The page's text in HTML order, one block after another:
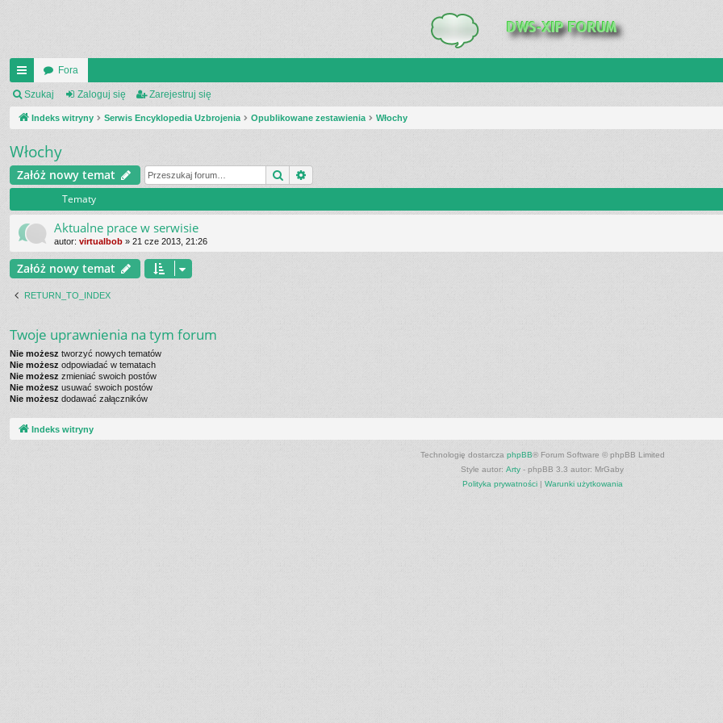
UI
C
_L
IN
K
S
Fora
Szukaj Zaloguj się Zarejestruj się
Indeks witryny Serwis Encyklopedia Uzbrojenia Opublikowane zestawienia Włochy
Włochy
Załóż nowy temat Szukaj
Tematy
Aktualne prace w serwisie
autor: virtualbob » 21 cze 2013, 21:26
Załóż nowy temat
RETURN_TO_INDEX
Twoje uprawnienia na tym forum
Nie możesz tworzyć nowych tematów
Nie możesz odpowiadać w tematach
Nie możesz zmieniać swoich postów
Nie możesz usuwać swoich postów
Nie możesz dodawać załączników
Indeks witryny
Technologię dostarcza phpBB® Forum Software © phpBB Limited
Style autor: Arty - phpBB 3.3 autor: MrGaby
Polityka prywatności| Warunki użytkowania